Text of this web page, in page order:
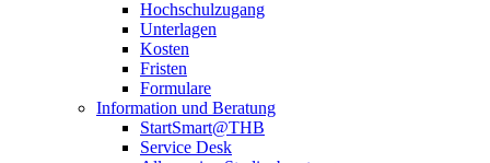
Hochschulzugang
Unterlagen
Kosten
Fristen
Formulare
Information und Beratung
StartSmart@THB
Service Desk